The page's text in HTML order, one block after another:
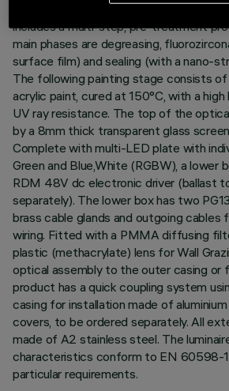
end caps complete with silicone seals.
includes a multi-step, pre-treatment
main phases are degreasing,
surface film) and sealing (with a nano-
The following painting stage consists of
acrylic paint, cured at 150°C, with a
UV ray resistance. The top of the
by a 8mm thick transparent glass
Complete with multi-LED plate with
Green and Blue,White (RGBW), a lower
RDM 48V dc electronic driver (ballast
separately). The lower box has two
brass cable glands and outgoing cables
wiring. Fitted with a PMMA diffusing
plastic (methacrylate) lens for Wall
optical assembly to the outer casing or
product has a quick coupling system
casing for installation made of
covers, to be ordered separately. All
made of A2 stainless steel. The
characteristics conform to EN 60598-1
particular requirements.